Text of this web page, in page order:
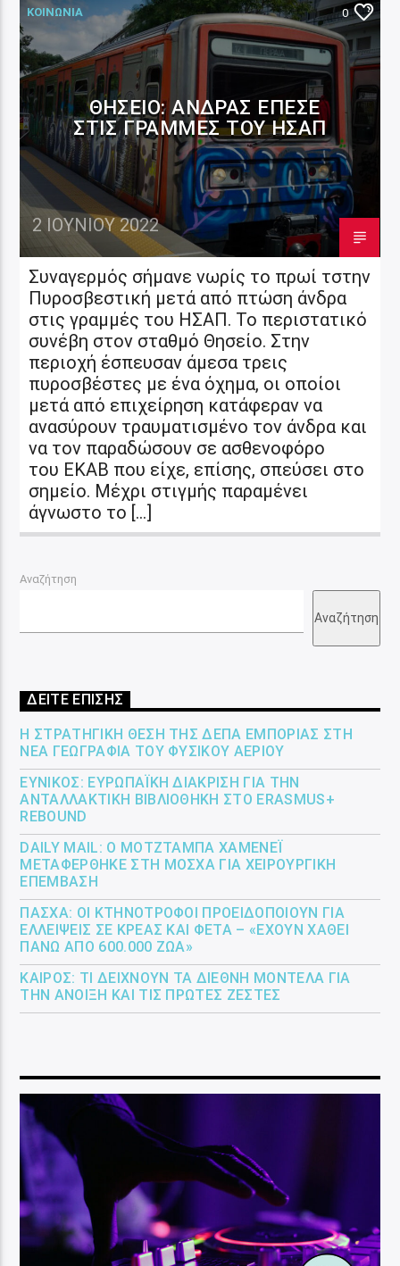
ΚΟΙΝΩΝΙΑ 0
ΘΗΣΕΊΟ: ΆΝΔΡΑΣ ΈΠΕΣΕ
ΣΤΙΣ ΓΡΑΜΜΈΣ ΤΟΥ ΗΣΑΠ
2 ΙΟΥΝΊΟΥ 2022
Συναγερμός σήμανε νωρίς το πρωί τστην
Πυροσβεστική μετά από πτώση άνδρα
στις γραμμές του ΗΣΑΠ. Το περιστατικό
συνέβη στον σταθμό Θησείο. Στην
περιοχή έσπευσαν άμεσα τρεις
πυροσβέστες με ένα όχημα, οι οποίοι
μετά από επιχείρηση κατάφεραν να
ανασύρουν τραυματισμένο τον άνδρα και
να τον παραδώσουν σε ασθενοφόρο
του ΕΚΑΒ που είχε, επίσης, σπεύσει στο
σημείο. Μέχρι στιγμής παραμένει
άγνωστο το […]
Αναζήτηση
Αναζήτηση
ΔΕΙΤΕ ΕΠΙΣΗΣ
Η ΣΤΡΑΤΗΓΙΚΉ ΘΈΣΗ ΤΗΣ ΔΕΠΑ ΕΜΠΟΡΊΑΣ ΣΤΗ
ΝΈΑ ΓΕΩΓΡΑΦΊΑ ΤΟΥ ΦΥΣΙΚΟΎ ΑΕΡΊΟΥ
ΕΎΝΙΚΟΣ: ΕΥΡΩΠΑΪΚΉ ΔΙΆΚΡΙΣΗ ΓΙΑ ΤΗΝ
ΑΝΤΑΛΛΑΚΤΙΚΉ ΒΙΒΛΙΟΘΉΚΗ ΣΤΟ ERASMUS+
REBOUND
DAILY MAIL: Ο ΜΟΤΖΤΆΜΠΑ ΧΑΜΕΝΕΪ́
ΜΕΤΑΦΈΡΘΗΚΕ ΣΤΗ ΜΌΣΧΑ ΓΙΑ ΧΕΙΡΟΥΡΓΙΚΉ
ΕΠΈΜΒΑΣΗ
ΠΆΣΧΑ: ΟΙ ΚΤΗΝΟΤΡΌΦΟΙ ΠΡΟΕΙΔΟΠΟΙΟΎΝ ΓΙΑ
ΕΛΛΕΊΨΕΙΣ ΣΕ ΚΡΈΑΣ ΚΑΙ ΦΈΤΑ – «ΈΧΟΥΝ ΧΑΘΕΊ
ΠΆΝΩ ΑΠΌ 600.000 ΖΏΑ»
ΚΑΙΡΌΣ: ΤΙ ΔΕΊΧΝΟΥΝ ΤΑ ΔΙΕΘΝΉ ΜΟΝΤΈΛΑ ΓΙΑ
ΤΗΝ ΆΝΟΙΞΗ ΚΑΙ ΤΙΣ ΠΡΏΤΕΣ ΖΈΣΤΕΣ